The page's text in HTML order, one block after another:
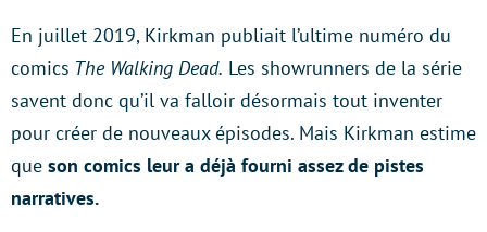
En juillet 2019, Kirkman publiait l’ultime numéro du
comics The Walking Dead. Les showrunners de la série
savent donc qu’il va falloir désormais tout inventer
pour créer de nouveaux épisodes. Mais Kirkman estime
que son comics leur a déjà fourni assez de pistes
narratives.